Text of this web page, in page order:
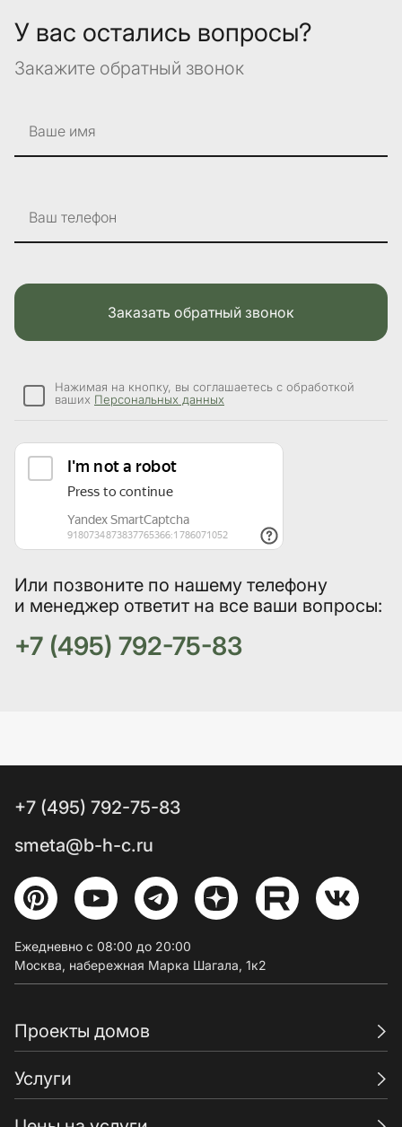
У вас остались вопросы?
Закажите обратный звонок
Или позвоните по нашему телефону
и менеджер ответит на все ваши вопросы:
+7 (495) 792-75-83
Ваше имя
Ваш телефон
Заказать обратный звонок
Нажимая на кнопку, вы соглашаетесь с обработкой
ваших Персональных данных
Проекты домов
Услуги
+7 (495) 792-75-83
smeta@b-h-c.ru
Ежедневно с 08:00 до 20:00
Москва, набережная Марка Шагала, 1к2